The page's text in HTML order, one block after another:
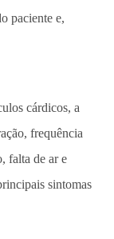
paciente e,